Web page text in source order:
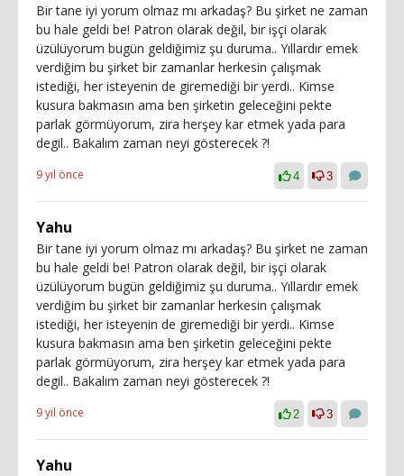
Bir tane iyi yorum olmaz mı arkadaş? Bu şirket ne zaman
bu hale geldi be! Patron olarak değil, bir işçi olarak
üzülüyorum bugün geldiğimiz şu duruma.. Yıllardır emek
verdiğim bu şirket bir zamanlar herkesin çalışmak
istediği, her isteyenin de giremediği bir yerdi.. Kimse
kusura bakmasın ama ben şirketin geleceğini pekte
parlak görmüyorum, zira herşey kar etmek yada para
degil.. Bakalım zaman neyi gösterecek ?!
9 yıl önce 4 3
Yahu
Bir tane iyi yorum olmaz mı arkadaş? Bu şirket ne zaman
bu hale geldi be! Patron olarak değil, bir işçi olarak
üzülüyorum bugün geldiğimiz şu duruma.. Yıllardır emek
verdiğim bu şirket bir zamanlar herkesin çalışmak
istediği, her isteyenin de giremediği bir yerdi.. Kimse
kusura bakmasın ama ben şirketin geleceğini pekte
parlak görmüyorum, zira herşey kar etmek yada para
degil.. Bakalım zaman neyi gösterecek ?!
9 yıl önce 2 3
Yahu